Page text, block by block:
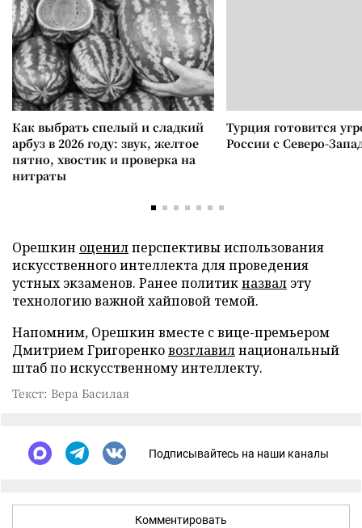
Как выбрать спелый и сладкий
арбуз в 2026 году: звук, желтое
пятно, хвостик и проверка на
нитраты
Турция готовится
России с Северо-
Орешкин оценилперспективы использования
искусственного интеллекта для проведения
устных экзаменов. Ранее политикназвал эту
технологию важной хайповой темой.
Напомним, Орешкин вместе с вице-премьером
Дмитрием Григоренковозглавилнациональный
штаб по искусственному интеллекту.
Текст: Вера Басилая
Подписывайтесь на наши каналы
Комментировать